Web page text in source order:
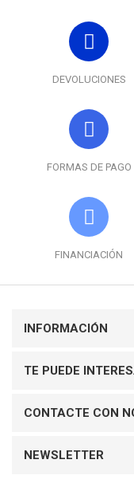
DEVOLUCIONES
FORMAS DE PAGO
FINANCIACIÓN
INFORMACIÓN
TE PUEDE
CONTACTE CON
NEWSLETTER